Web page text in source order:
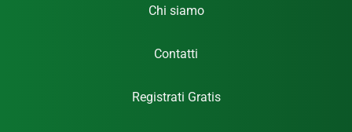
Chi siamo
Contatti
Registrati Gratis